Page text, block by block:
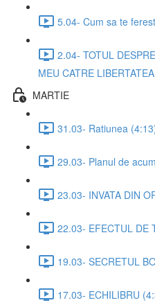
5.04- Cum sa te
2.04- TOTUL
MEU CATRE
MARTIE
31.03- Ratiunea
29.03- Planul de
23.03- INVATA DIN
22.03- EFECTUL DE
19.03- SECRETUL
17.03- ECHILIBRU